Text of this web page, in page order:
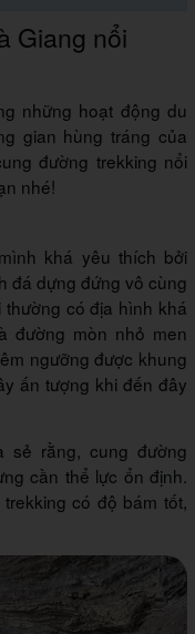
Giang nổi
những hoạt động du
gian hùng tráng của
đường trekking nổi
nhé!
khá yêu thích bởi
đá dựng đứng vô cùng
có địa hình khá
đường mòn nhỏ men
ngưỡng được khung
ấn tượng khi đến đây
sẻ rằng, cung đường
cần thể lực ổn định.
có độ bám tốt,